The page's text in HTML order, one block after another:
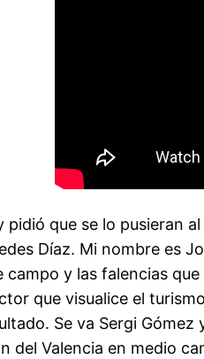
pidió que se lo pusieran
Díaz. Mi nombre es
y las falencias
que visualice el
Se va Sergi
del Valencia en medio